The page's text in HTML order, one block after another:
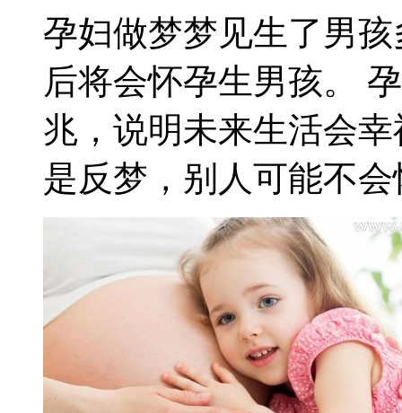
孕妇做梦梦见生了男
后将会怀孕生男孩。
兆，说明未来生活会
是反梦，别人可能不